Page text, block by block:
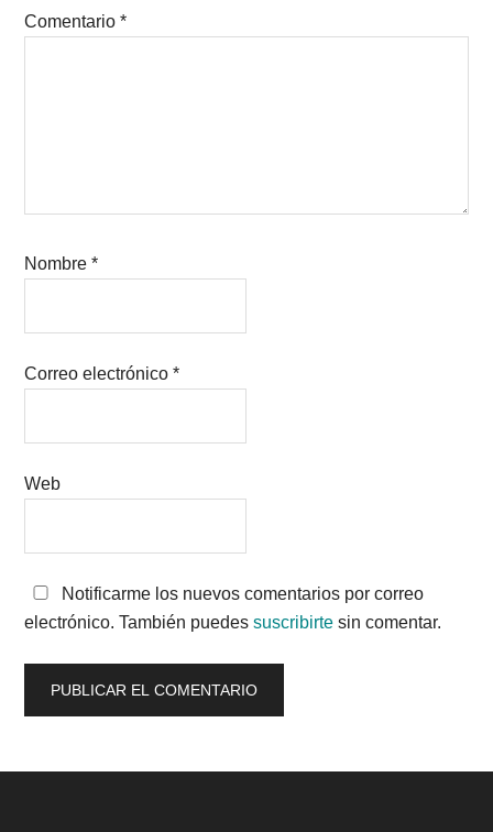
Comentario*
Nombre*
Correo electrónico*
Web
Notificarme los nuevos comentarios por correo
electrónico. También puedessuscribirte sin comentar.